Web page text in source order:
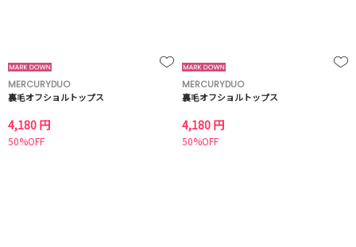
MERCURYDUO
裏毛オフショルトップス
4,180 円
50%OFF
MERCURYDUO
裏毛オフショルトップス
4,180 円
50%OFF